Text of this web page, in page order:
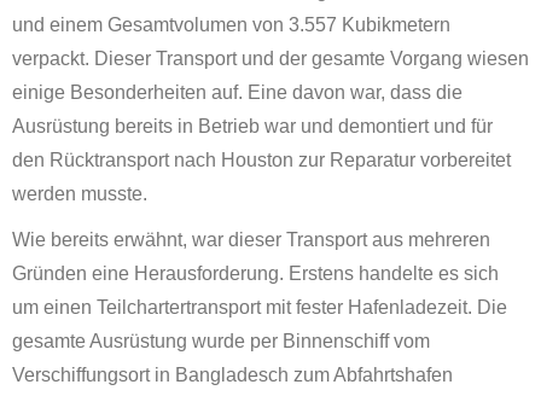
und einem Gesamtvolumen von 3.557 Kubikmetern
verpackt. Dieser Transport und der gesamte Vorgang wiesen
einige Besonderheiten auf. Eine davon war, dass die
Ausrüstung bereits in Betrieb war und demontiert und für
den Rücktransport nach Houston zur Reparatur vorbereitet
werden musste.
Wie bereits erwähnt, war dieser Transport aus mehreren
Gründen eine Herausforderung. Erstens handelte es sich
um einen Teilchartertransport mit fester Hafenladezeit. Die
gesamte Ausrüstung wurde per Binnenschiff vom
Verschiffungsort in Bangladesch zum Abfahrtshafen